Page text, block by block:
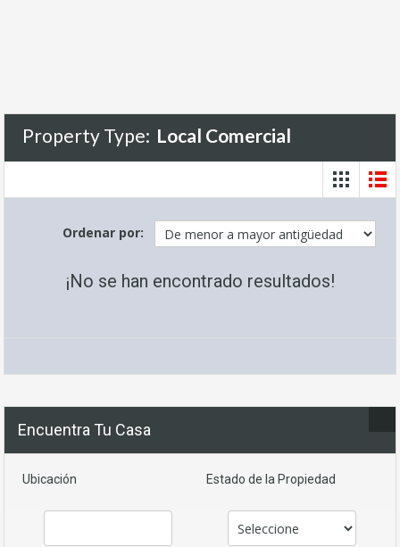
Property Type: Local Comercial
Ordenar por:
¡No se han encontrado resultados!
Encuentra Tu Casa
Ubicación Estado de la Propiedad